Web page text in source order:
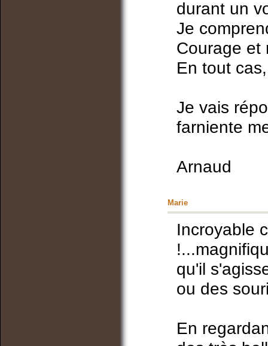
durant un
Je
Courage et
En tout
Je vais
farniente
Arnaud
Marie
Incroyable
qu'il
ou des
En